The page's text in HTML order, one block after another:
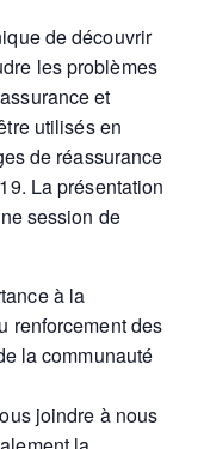
de découvrir
les problèmes
et
utilisés en
de réassurance
La présentation
session de
à la
renforcement des
la communauté
joindre à nous